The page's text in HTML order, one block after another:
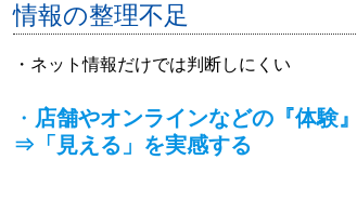
情報の整理不足
・ネット情報だけでは判断しにくい
・ 店舗やオンラインなどの『体験
⇒「見える」を実感する